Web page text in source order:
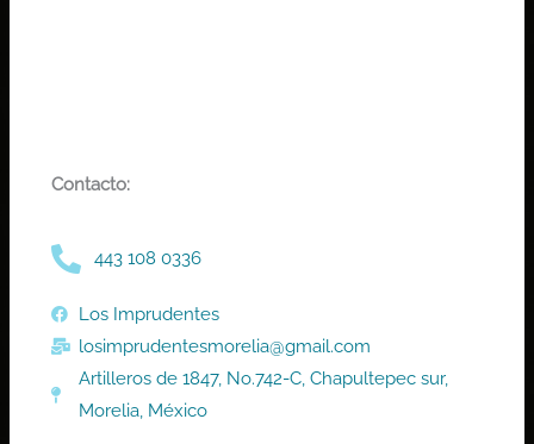
Contacto:
443 108 0336
Los Imprudentes
losimprudentesmorelia@gmail.com
Artilleros de 1847, No.742-C, Chapultepec sur,
Morelia, México